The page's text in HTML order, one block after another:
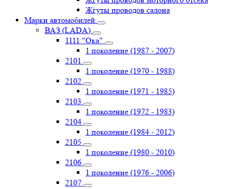
Жгуты проводов салона
Марки автомобилей
ВАЗ (LADA)
1111 "Ока"
1 поколение (1987 - 2007)
2101
1 поколение (1970 - 1988)
2102
1 поколение (1971 - 1985)
2103
1 поколение (1972 - 1983)
2104
1 поколение (1984 - 2012)
2105
1 поколение (1980 - 2010)
2106
1 поколение (1976 - 2006)
2107